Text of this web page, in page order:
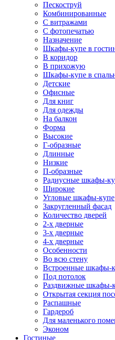
Пескоструй
Комбинированные
С витражами
С фотопечатью
Назначение
Шкафы-купе в
В коридор
В прихожую
Шкафы-купе в
Детские
Офисные
Для книг
Для одежды
На балкон
Форма
Высокие
Г-образные
Длинные
Низкие
П-образные
Радиусные шкафы-
Широкие
Угловые шкафы-купе
Закругленный фасад
Количество дверей
2-х дверные
3-х дверные
4-х дверные
Особенности
Во всю стену
Встроенные шкафы-
Под потолок
Раздвижные шкафы-
Открытая секция
Распашные
Гардероб
Для маленького
Эконом
Гостиные